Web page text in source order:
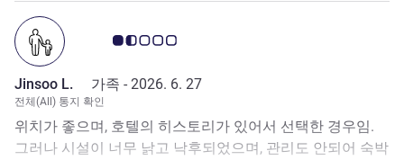
고객 평점 1.5/5
Jinsoo L. 가족 - 2026. 6. 27
전체(All) 통지 확인
위치가 좋으며, 호텔의 히스토리가 있어서 선택한 경우임.
그러나 시설이 너무 낡고 낙후되었으며, 관리도 안되어 숙박